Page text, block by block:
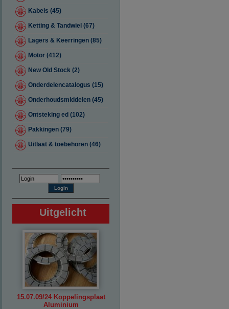
Kabels (45)
Ketting & Tandwiel (67)
Lagers & Keerringen (85)
Motor (412)
New Old Stock (2)
Onderdelencatalogus (15)
Onderhoudsmiddelen (45)
Ontsteking ed (102)
Pakkingen (79)
Uitlaat & toebehoren (46)
Uitgelicht
15.07.09/24 Koppelingsplaat
Aluminium